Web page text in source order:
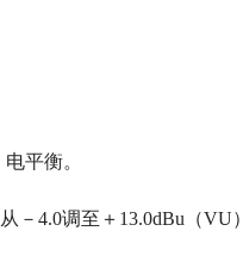
平衡。
－4.0调至＋13.0dBu（VU